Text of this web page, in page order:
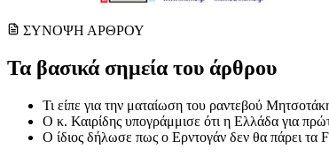
ΣΥΝΟΨΗ ΑΡΘΡΟΥ
Τα βασικά σημεία του άρθρου
Τι είπε για την ματαίωση του ραντεβού
Ο κ. Καιρίδης υπογράμμισε ότι η Ελλάδα για
Ο ίδιος δήλωσε πως ο Ερντογάν δεν θα πάρει τα